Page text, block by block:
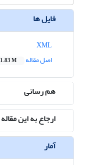
فایل ها
اصل مقاله
1.83 M
هم رسانی
ارجاع به این مقاله
آمار